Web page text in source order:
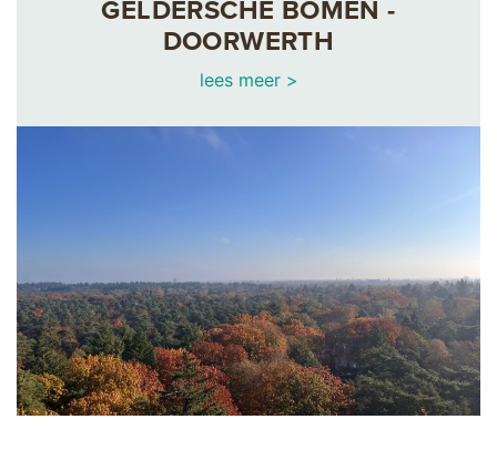
GELDERSCHE BOMEN -
DOORWERTH
lees meer >